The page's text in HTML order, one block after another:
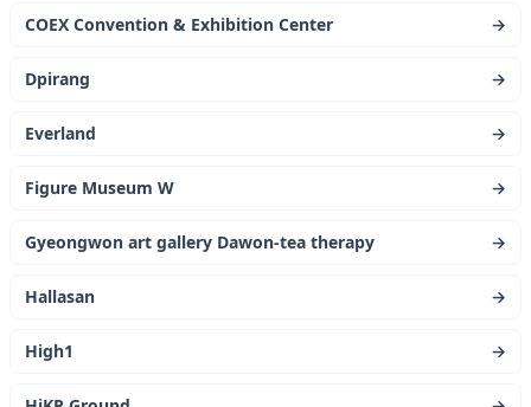
COEX Convention & Exhibition Center →
Dpirang →
Everland →
Figure Museum W →
Gyeongwon art gallery Dawon-tea therapy →
Hallasan →
High1 →